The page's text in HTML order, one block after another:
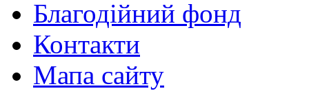
Благодійний фонд
Контакти
Мапа сайту